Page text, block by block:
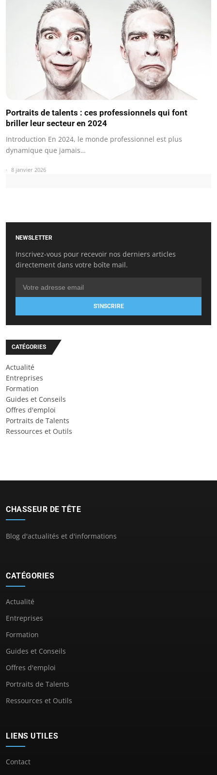
Portraits de talents : ces professionnels qui font
briller leur secteur en 2024
Introduction En 2024, le monde professionnel est plus
dynamique que jamais…
8 janvier 2026
NEWSLETTER
Inscrivez-vous pour recevoir nos derniers articles
directement dans votre boîte mail.
S'INSCRIRE
CATÉGORIES
Actualité
Entreprises
Formation
Guides et Conseils
Offres d'emploi
Portraits de Talents
Ressources et Outils
CHASSEUR DE TÊTE
Blog d'actualités et d'informations
CATÉGORIES
Actualité
Entreprises
Formation
Guides et Conseils
Offres d'emploi
Portraits de Talents
Ressources et Outils
LIENS UTILES
Contact